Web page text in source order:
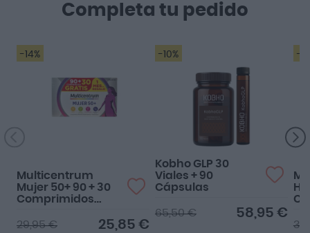
Completa tu pedido
-14%
Es un multi vitamínico
muy completo.
Multicentrum
Mujer 50+ 90 + 30
Comprimidos
25,85 €
29,95 €
-10%
Kobho GLP 30
Viales + 90
Cápsulas
58,95 €
65,50 €
-